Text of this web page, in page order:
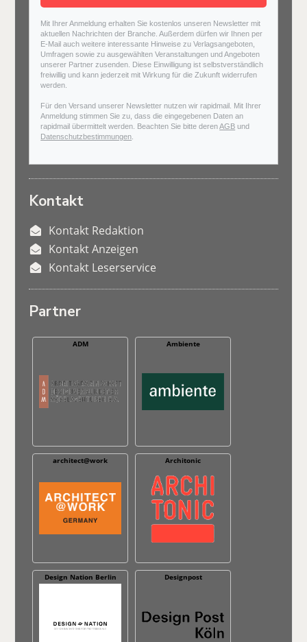
Mit Ihrer Anmeldung erhalten Sie kostenlos unseren Newsletter mit
aktuellen Nachrichten der Branche. Außerdem dürfen wir Ihnen per
E-Mail auch weitere interessante Hinweise zu Verlagsangeboten,
Umfragen sowie zu ausgewählten Veranstaltungen und Angeboten
unserer Partner zusenden. Diese Einwilligung ist selbstverständlich
freiwillig und kann jederzeit mit Wirkung für die Zukunft widerrufen
werden.
Für den Versand unserer Newsletter nutzen wir rapidmail. Mit Ihrer
Anmeldung stimmen Sie zu, dass die eingegebenen Daten an
rapidmail übermittelt werden. Beachten Sie bitte derenAGB und
Datenschutzbestimmungen
Kontakt
Kontakt Redaktion
Kontakt Anzeigen
Kontakt Leserservice
Partner
ADM Ambiente
architect@work Architonic
Design Nation Berlin Designpost